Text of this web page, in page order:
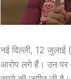
नई दिल्ली, 12 जुलाई
आरोप लगे हैं। उन पर